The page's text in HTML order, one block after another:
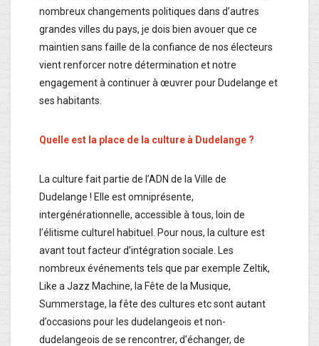
nombreux changements politiques dans d’autres
grandes villes du pays, je dois bien avouer que ce
maintien sans faille de la confiance de nos électeurs
vient renforcer notre détermination et notre
engagement à continuer à œuvrer pour Dudelange et
ses habitants.
Quelle est la place de la culture à Dudelange ?
La culture fait partie de l’ADN de la Ville de
Dudelange ! Elle est omniprésente,
intergénérationnelle, accessible à tous, loin de
l’élitisme culturel habituel. Pour nous, la culture est
avant tout facteur d’intégration sociale. Les
nombreux événements tels que par exemple Zeltik,
Like a Jazz Machine, la Fête de la Musique,
Summerstage, la fête des cultures etc sont autant
d’occasions pour les dudelangeois et non-
dudelangeois de se rencontrer, d’échanger, de